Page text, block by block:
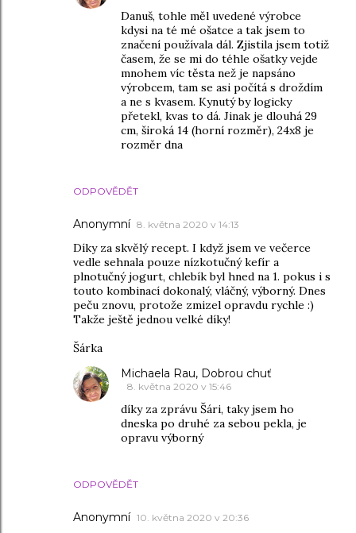
ODPOVĚDĚT
Danuš, tohle měl uvedené výrobce
kdysi na té mé ošatce a tak jsem to
značení používala dál. Zjistila jsem totiž
časem, že se mi do téhle ošatky vejde
mnohem víc těsta než je napsáno
výrobcem, tam se asi počítá s droždím
a ne s kvasem. Kynutý by logicky
přetekl, kvas to dá. Jinak je dlouhá 29
cm, široká 14 (horní rozměr), 24x8 je
rozměr dna
Anonymní 8. května 2020 v 14:13
Díky za skvělý recept. I když jsem ve večerce
vedle sehnala pouze nízkotučný kefír a
plnotučný jogurt, chlebík byl hned na 1. pokus i s
touto kombinací dokonalý, vláčný, výborný. Dnes
peču znovu, protože zmizel opravdu rychle :)
Takže ještě jednou velké díky!
Šárka
ODPOVĚDĚT
Michaela Rau, Dobrou chuť
8. května 2020 v 15:46
díky za zprávu Šári, taky jsem ho
dneska po druhé za sebou pekla, je
opravu výborný
Anonymní 10. května 2020 v 20:36